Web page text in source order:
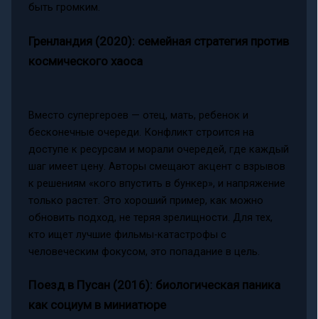
быть громким.
Гренландия (2020): семейная стратегия против
космического хаоса
Вместо супергероев — отец, мать, ребенок и
бесконечные очереди. Конфликт строится на
доступе к ресурсам и морали очередей, где каждый
шаг имеет цену. Авторы смещают акцент с взрывов
к решениям «кого впустить в бункер», и напряжение
только растет. Это хороший пример, как можно
обновить подход, не теряя зрелищности. Для тех,
кто ищет лучшие фильмы-катастрофы с
человеческим фокусом, это попадание в цель.
Поезд в Пусан (2016): биологическая паника
как социум в миниатюре